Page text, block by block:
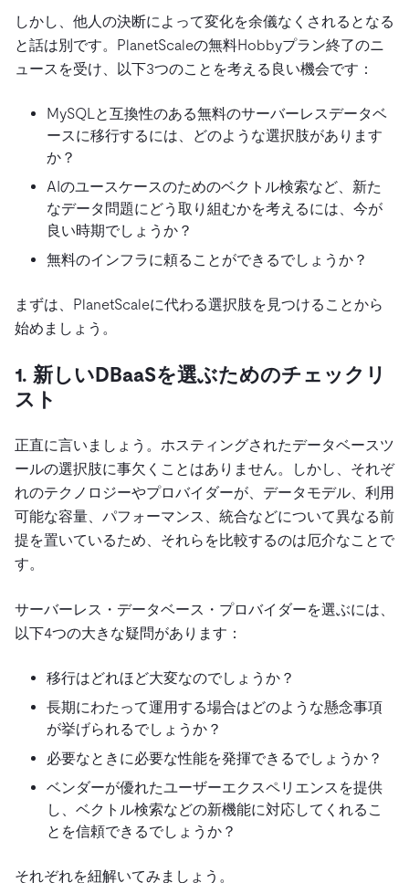
しかし、他人の決断によって変化を余儀なくされるとなる
と話は別です。PlanetScaleの無料Hobbyプラン終了のニ
ュースを受け、以下3つのことを考える良い機会です：
MySQLと互換性のある無料のサーバーレスデータベ
ースに移行するには、どのような選択肢があります
か？
AIのユースケースのためのベクトル検索など、新た
なデータ問題にどう取り組むかを考えるには、今が
良い時期でしょうか？
無料のインフラに頼ることができるでしょうか？
まずは、PlanetScaleに代わる選択肢を見つけることから
始めましょう。
1. 新しいDBaaSを選ぶためのチェックリ
スト
正直に言いましょう。ホスティングされたデータベースツ
ールの選択肢に事欠くことはありません。しかし、それぞ
れのテクノロジーやプロバイダーが、データモデル、利用
可能な容量、パフォーマンス、統合などについて異なる前
提を置いているため、それらを比較するのは厄介なことで
す。
サーバーレス・データベース・プロバイダーを選ぶには、
以下4つの大きな疑問があります：
移行はどれほど大変なのでしょうか？
長期にわたって運用する場合はどのような懸念事項
が挙げられるでしょうか？
必要なときに必要な性能を発揮できるでしょうか？
ベンダーが優れたユーザーエクスペリエンスを提供
し、ベクトル検索などの新機能に対応してくれるこ
とを信頼できるでしょうか？
それぞれを紐解いてみましょう。